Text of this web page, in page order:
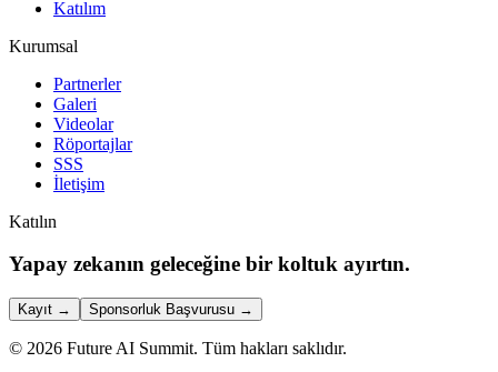
Katılım
Kurumsal
Partnerler
Galeri
Videolar
Röportajlar
SSS
İletişim
Katılın
Yapay zekanın geleceğine bir koltuk ayırtın.
Kayıt → Sponsorluk Başvurusu →
© 2026 Future AI Summit. Tüm hakları saklıdır.